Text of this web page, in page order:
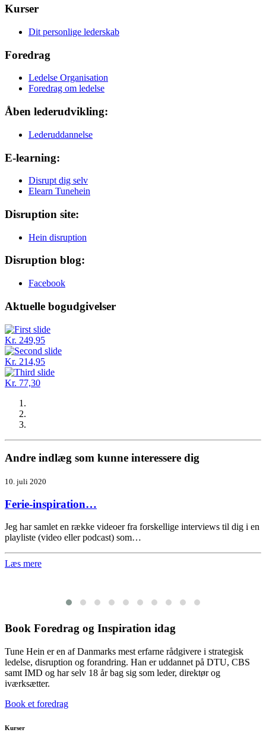
Kurser
Dit personlige lederskab
Foredrag
Ledelse Organisation
Foredrag om ledelse
Åben lederudvikling:
Lederuddannelse
E-learning:
Disrupt dig selv
Elearn Tunehein
Disruption site:
Hein disruption
Disruption blog:
Facebook
Aktuelle bogudgivelser
Kr. 249,95
Kr. 214,95
Kr. 77,30
Andre indlæg som kunne interessere dig
10. juli 2020
Ferie-inspiration…
Jeg har samlet en række videoer fra forskellige interviews til dig i en
playliste (video eller podcast) som…
Læs mere
Book Foredrag og Inspiration idag
Tune Hein er en af Danmarks mest erfarne rådgivere i strategisk
ledelse, disruption og forandring. Han er uddannet på DTU, CBS
samt IMD og har selv 18 år bag sig som leder, direktør og
iværksætter.
Book et foredrag
Kurser